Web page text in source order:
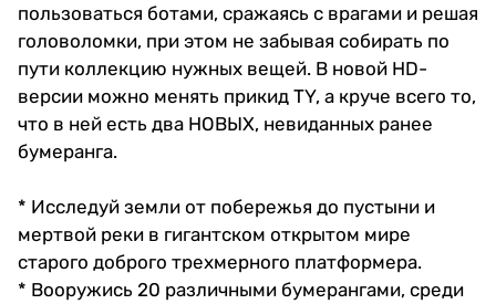
пользоваться ботами, сражаясь с врагами и решая
головоломки, при этом не забывая собирать по
пути коллекцию нужных вещей. В новой HD-
версии можно менять прикид TY, а круче всего то,
что в ней есть два НОВЫХ, невиданных ранее
бумеранга.
* Исследуй земли от побережья до пустыни и
мертвой реки в гигантском открытом мире
старого доброго трехмерного платформера.
* Вооружись 20 различными бумерангами, среди